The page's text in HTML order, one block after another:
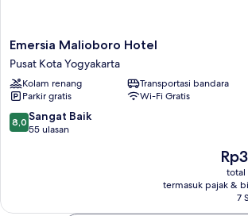
Emersia
Malioboro
Hotel
Pusat
Kota
Yogyakarta
Emersia Malioboro Hotel
Pusat Kota Yogyakarta
Kolam renang
Transportasi bandara
Parkir gratis
Wi-Fi Gratis
8.0
dari
8,0 Sangat Baik
55 ulasan
total
termasuk pajak &
7